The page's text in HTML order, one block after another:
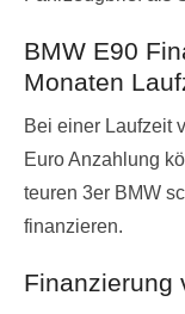
BMW E90
Monaten
Bei einer Laufzeit
Euro Anzahlung
teuren 3er BMW
finanzieren.
Finanzierung